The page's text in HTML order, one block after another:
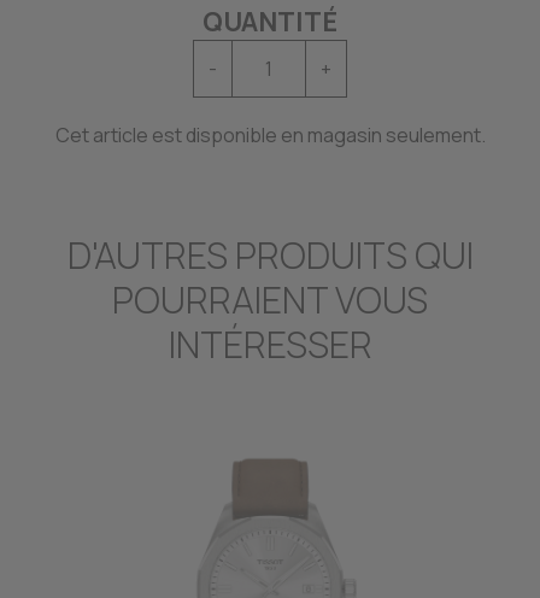
QUANTITÉ
- +
Cet article est disponible en magasin seulement.
D'AUTRES PRODUITS QUI
POURRAIENT VOUS
INTÉRESSER